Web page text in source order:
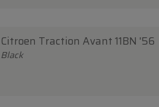
Citroen Traction Avant 11BN '56
Black